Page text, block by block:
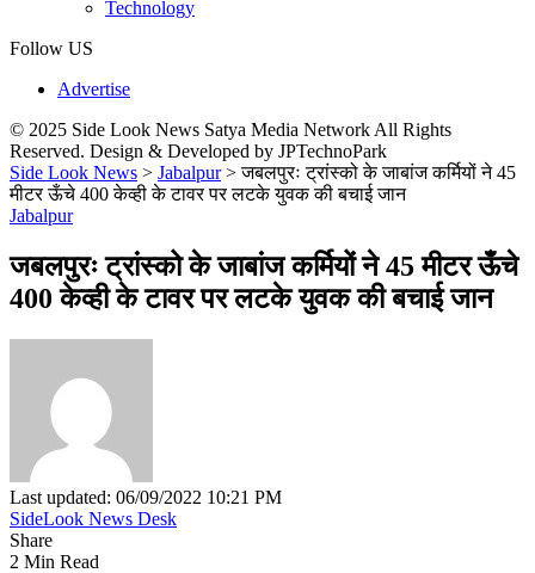
Technology
Follow US
Advertise
© 2025 Side Look News Satya Media Network All Rights
Reserved. Design & Developed by JPTechnoPark
Side Look News > Jabalpur>जबलपुरः ट्रांस्को के जाबांज कर्मियों ने 45
मीटर ऊँचे 400 केव्ही के टावर पर लटके युवक की बचाई जान
Jabalpur
जबलपुरः ट्रांस्को के जाबांज कर्मियों ने 45 मीटर ऊँचे
400 केव्ही के टावर पर लटके युवक की बचाई जान
Last updated: 06/09/2022 10:21 PM
SideLook News Desk
Share
2 Min Read